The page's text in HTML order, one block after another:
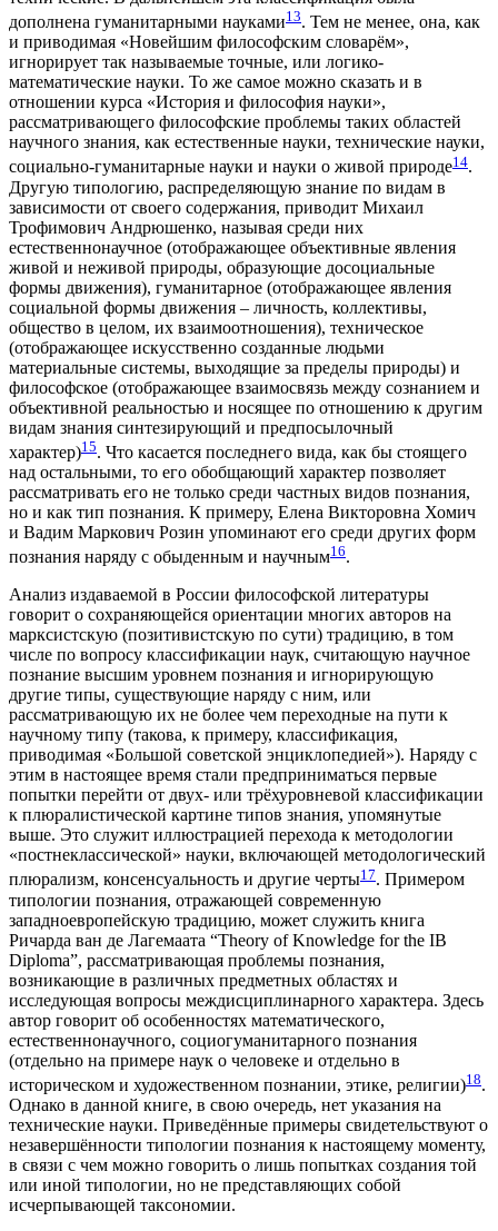
дополнена гуманитарными науками13. Тем не менее, она, как
и приводимая «Новейшим философским словарём»,
игнорирует так называемые точные, или логико-
математические науки. То же самое можно сказать и в
отношении курса «История и философия науки»,
рассматривающего философские проблемы таких областей
научного знания, как естественные науки, технические науки,
социально-гуманитарные науки и науки о живой природе14.
Другую типологию, распределяющую знание по видам в
зависимости от своего содержания, приводит Михаил
Трофимович Андрюшенко, называя среди них
естественнонаучное (отображающее объективные явления
живой и неживой природы, образующие досоциальные
формы движения), гуманитарное (отображающее явления
социальной формы движения – личность, коллективы,
общество в целом, их взаимоотношения), техническое
(отображающее искусственно созданные людьми
материальные системы, выходящие за пределы природы) и
философское (отображающее взаимосвязь между сознанием и
объективной реальностью и носящее по отношению к другим
видам знания синтезирующий и предпосылочный
характер)15. Что касается последнего вида, как бы стоящего
над остальными, то его обобщающий характер позволяет
рассматривать его не только среди частных видов познания,
но и как тип познания. К примеру, Елена Викторовна Хомич
и Вадим Маркович Розин упоминают его среди других форм
познания наряду с обыденным и научным16.
Анализ издаваемой в России философской литературы
говорит о сохраняющейся ориентации многих авторов на
марксистскую (позитивистскую по сути) традицию, в том
числе по вопросу классификации наук, считающую научное
познание высшим уровнем познания и игнорирующую
другие типы, существующие наряду с ним, или
рассматривающую их не более чем переходные на пути к
научному типу (такова, к примеру, классификация,
приводимая «Большой советской энциклопедией»). Наряду с
этим в настоящее время стали предприниматься первые
попытки перейти от двух- или трёхуровневой классификации
к плюралистической картине типов знания, упомянутые
выше. Это служит иллюстрацией перехода к методологии
«постнеклассической» науки, включающей методологический
плюрализм, консенсуальность и другие черты17. Примером
типологии познания, отражающей современную
западноевропейскую традицию, может служить книга
Ричарда ван де Лагемаата “Theory of Knowledge for the IB
Diploma”, рассматривающая проблемы познания,
возникающие в различных предметных областях и
исследующая вопросы междисциплинарного характера. Здесь
автор говорит об особенностях математического,
естественнонаучного, социогуманитарного познания
(отдельно на примере наук о человеке и отдельно в
историческом и художественном познании, этике, религии)18.
Однако в данной книге, в свою очередь, нет указания на
технические науки. Приведённые примеры свидетельствуют о
незавершённости типологии познания к настоящему моменту,
в связи с чем можно говорить о лишь попытках создания той
или иной типологии, но не представляющих собой
исчерпывающей таксономии.